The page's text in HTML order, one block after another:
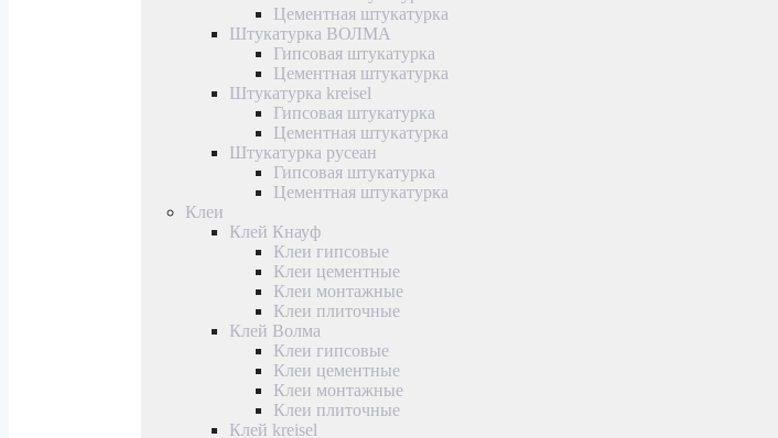
Цементная штукатурка
Штукатурка ВОЛМА
Гипсовая штукатурка
Цементная штукатурка
Штукатурка kreisel
Гипсовая штукатурка
Цементная штукатурка
Штукатурка русеан
Гипсовая штукатурка
Цементная штукатурка
Клеи
Клей Кнауф
Клеи гипсовые
Клеи цементные
Клеи монтажные
Клеи плиточные
Клей Волма
Клеи гипсовые
Клеи цементные
Клеи монтажные
Клеи плиточные
Клей kreisel